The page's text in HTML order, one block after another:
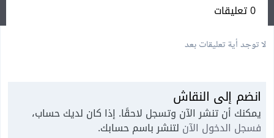
0 تعليقات
لا توجد أية تعليقات بعد
انضم إلى النقاش
يمكنك أن تنشر الآن وتسجل لاحقًا. إذا كان لديك حساب،
فسجل الدخول الآن لتنشر باسم حسابك.